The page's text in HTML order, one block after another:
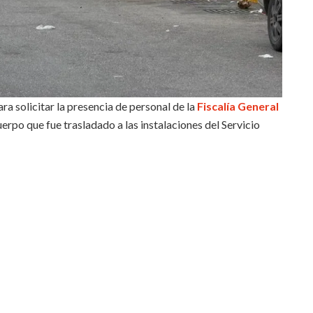
solicitar la presencia de personal de la Fiscalía General
que fue trasladado a las instalaciones del Servicio